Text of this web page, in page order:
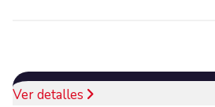
Ver detalles